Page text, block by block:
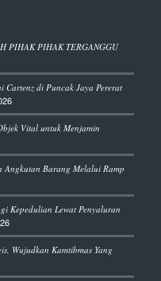
PIHAK PIHAK TERGANGGU
Cartenz di Puncak Jaya Pererat
Vital untuk Menjamin
Angkutan Barang Melalui Ramp
Kepedulian Lewat Penyaluran
Wujudkan Kamtibmas Yang